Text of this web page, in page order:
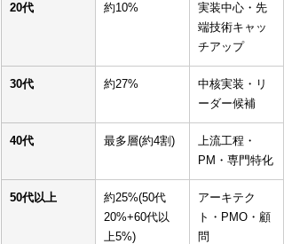
20代 約10%
実装中心・先
端技術キャッ
チアップ
30代 約27%
中核実装・リ
ーダー候補
40代 最多層(約4割)
上流工程・
PM・専門特化
50代以上
約25%(50代
20%+60代以
上5%)
アーキテク
ト・PMO・顧
問